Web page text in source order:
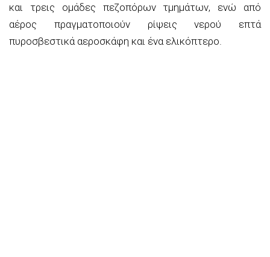
και τρεις ομάδες πεζοπόρων τμημάτων, ενώ από
αέρος πραγματοποιούν ρίψεις νερού επτά
πυροσβεστικά αεροσκάφη και ένα ελικόπτερο.